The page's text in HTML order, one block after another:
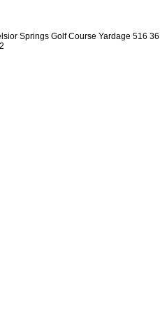
Springs Golf Course Yardage 516